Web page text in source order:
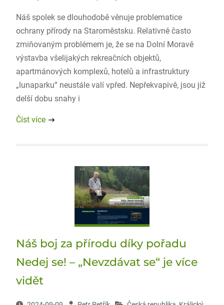
Náš spolek se dlouhodobě věnuje problematice
ochrany přírody na Staroměstsku. Relativně často
zmiňovaným problémem je, že se na Dolní Moravě
výstavba všelijakých rekreačních objektů,
apartmánových komplexů, hotelů a infrastruktury
„lunaparku“ neustále valí vpřed. Nepřekvapivě, jsou již
delší dobu snahy i
Číst více
Náš boj za přírodu díky pořadu
Nedej se! – „Nevzdávat se“ je více
vidět